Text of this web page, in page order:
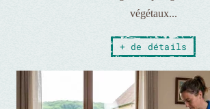
végétaux...
+ de détails